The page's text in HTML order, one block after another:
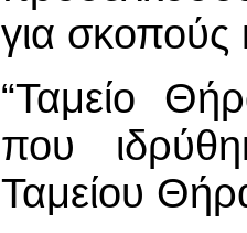
για σκοπούς
“Ταμείο
που
Ταμείου